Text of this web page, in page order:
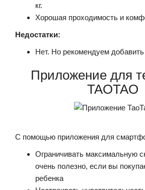
кг.
Хорошая проходимость и
Недостатки:
Нет. Но рекомендуем добавить
Приложение для
TAOTAO
С помощью приложения для
Ограничивать максимальную
очень полезно, если вы
ребенка